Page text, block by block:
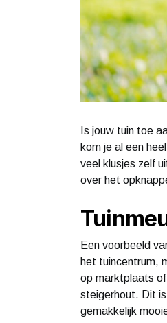
Is jouw tuin toe
kom je al een
veel klusjes zelf
over het
Een voorbeeld
het tuincentrum,
op marktplaats of
steigerhout. Dit
gemakkelijk